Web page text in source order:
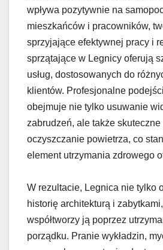
wpływa pozytywnie na
mieszkańców i pracowników,
sprzyjające efektywnej pracy i
sprzątające w Legnicy oferują
usług, dostosowanych do
klientów. Profesjonalne
obejmuje nie tylko usuwanie
zabrudzeń, ale także
oczyszczanie powietrza, co
element utrzymania zdrowego
W rezultacie, Legnica nie tylko
historię architekturą i
współtworzy ją poprzez
porządku. Pranie wykładzin,